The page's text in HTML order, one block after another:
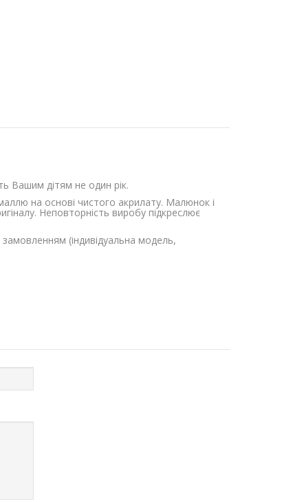
Вашим дітям не один рік.
на основі чистого акрилату. Малюнок і
Неповторність виробу підкреслює
(індивідуальна модель,